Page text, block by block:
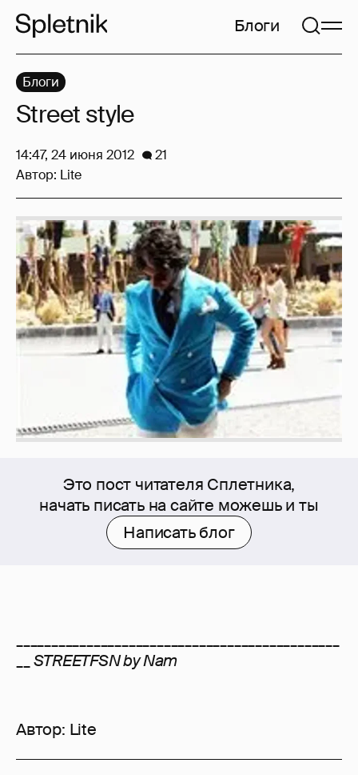
Блоги
Это пост читателя Сплетника,
начать писать на сайте можешь и ты
Написать блог
______________________________________________
__STREETFSN by Nam
Автор: Lite
Блоги
Street style
14:47, 24 июня 2012
21
Автор: Lite